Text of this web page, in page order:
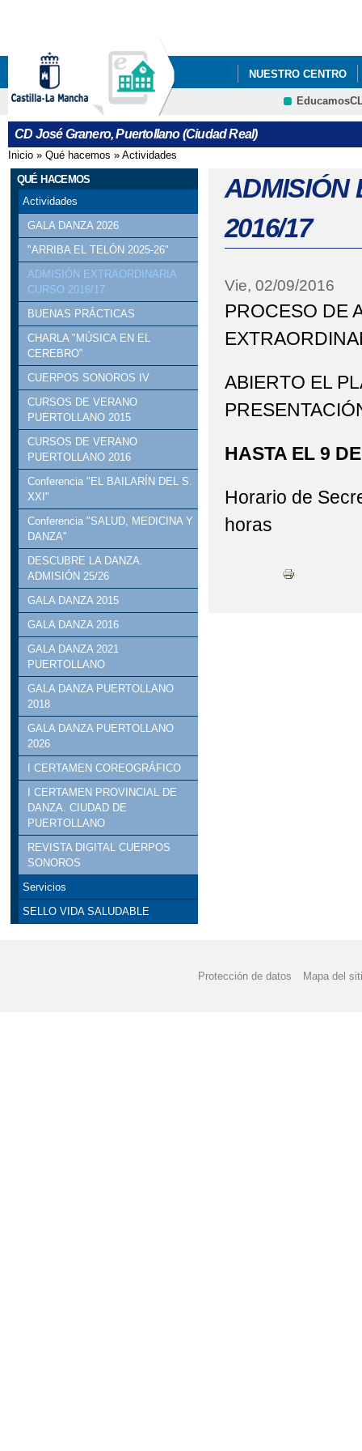
NUESTRO CENTRO
ERASMUS +
CD José Granero, Puertollano (Ciudad Real)
Se encuentra usted aquí
Inicio » Qué hacemos » Actividades
QUÉ HACEMOS
Actividades
GALA DANZA 2026
"ARRIBA EL TELÓN 2025-26"
ADMISIÓN EXTRAORDINARIA
CURSO 2016/17
BUENAS PRÁCTICAS
CHARLA "MÚSICA EN EL
CEREBRO"
CUERPOS SONOROS IV
CURSOS DE VERANO
PUERTOLLANO 2015
CURSOS DE VERANO
PUERTOLLANO 2016
Conferencia "EL BAILARÍN DEL S.
XXI"
Conferencia "SALUD, MEDICINA Y
DANZA"
DESCUBRE LA DANZA.
ADMISIÓN 25/26
GALA DANZA 2015
GALA DANZA 2016
GALA DANZA 2021
PUERTOLLANO
GALA DANZA PUERTOLLANO
2018
GALA DANZA PUERTOLLANO
2026
I CERTAMEN COREOGRÁFICO
I CERTAMEN PROVINCIAL DE
DANZA. CIUDAD DE
PUERTOLLANO
REVISTA DIGITAL CUERPOS
SONOROS
Servicios
SELLO VIDA SALUDABLE
ADMISIÓN
2016/17
Vie, 02/09/2016
PROCESO DE
ABIERTO EL
HASTA EL 9
Horario de
horas
Protección de datos Mapa del